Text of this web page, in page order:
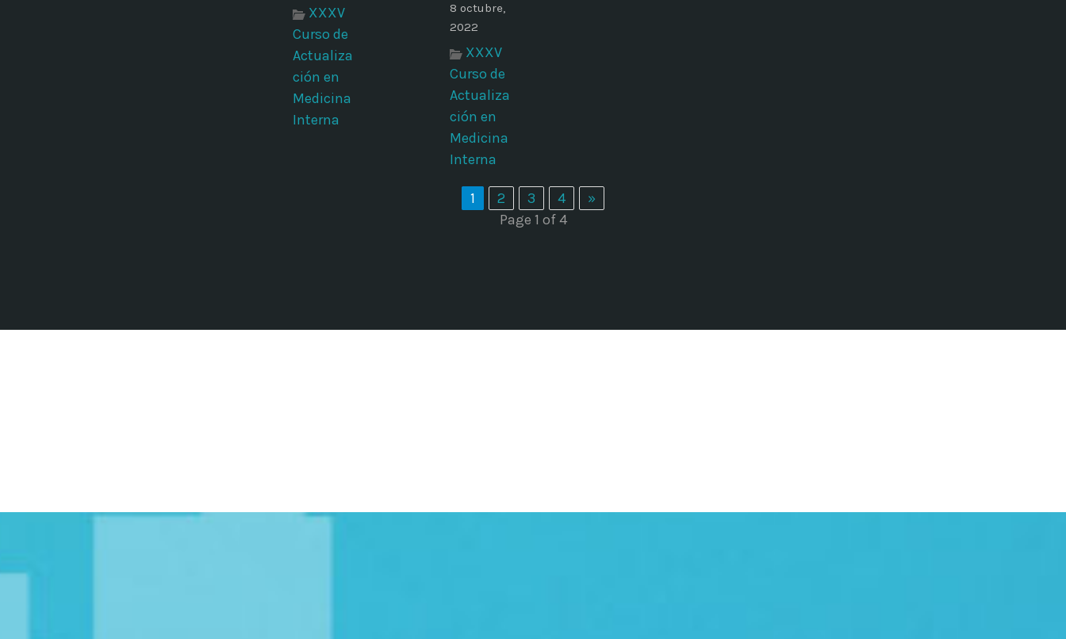
XXXV
Curso de
Actualiza
ción en
Medicina
Interna
8 octubre,
2022
XXXV
Curso de
Actualiza
ción en
Medicina
Interna
1 2 3 4
»
Page 1 of 4